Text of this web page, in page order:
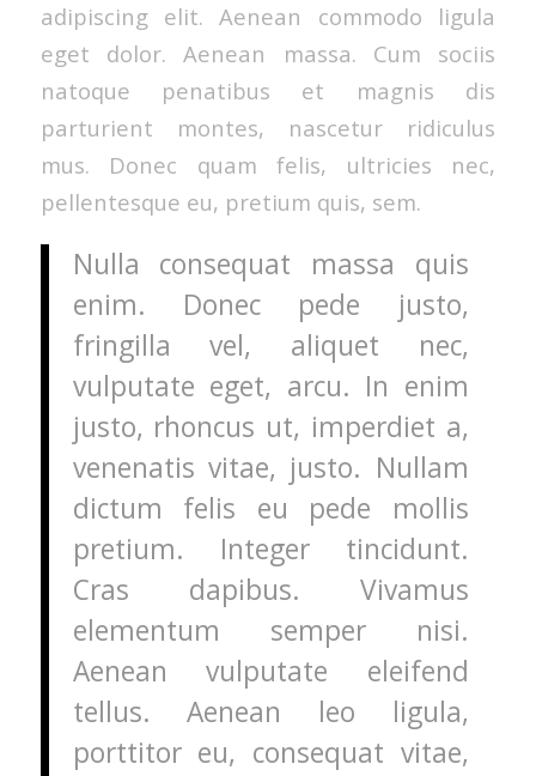
adipiscing elit. Aenean commodo ligula
eget dolor. Aenean massa. Cum sociis
natoque penatibus et magnis dis
parturient montes, nascetur ridiculus
mus. Donec quam felis, ultricies nec,
pellentesque eu, pretium quis, sem.
Nulla consequat massa quis
enim. Donec pede justo,
fringilla vel, aliquet nec,
vulputate eget, arcu. In enim
justo, rhoncus ut, imperdiet a,
venenatis vitae, justo. Nullam
dictum felis eu pede mollis
pretium. Integer tincidunt.
Cras dapibus. Vivamus
elementum semper nisi.
Aenean vulputate eleifend
tellus. Aenean leo ligula,
porttitor eu, consequat vitae,